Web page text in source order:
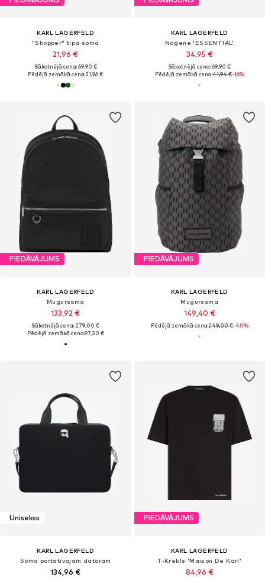
KARL LAGERFELD
"Shopper" tipa soma
21,96 €
Sākotnējā cena: 69,90 €
Pēdējā zemākā cena:21,96 €
KARL LAGERFELD
Naģene 'ESSENTIAL'
34,95 €
Sākotnējā cena: 69,90 €
Pēdējā zemākā cena:41,94 €-16%
PIEDĀVĀJUMS
KARL LAGERFELD
Mugursoma
133,92 €
Sākotnējā cena: 279,00 €
Pēdējā zemākā cena:97,30 €
PIEDĀVĀJUMS
KARL LAGERFELD
Mugursoma
149,40 €
Pēdējā zemākā cena:249,00 €-40%
Unisekss
KARL LAGERFELD
Soma portatīvajam datoram
134,96 €
PIEDĀVĀJUMS
KARL LAGERFELD
T-Krekls 'Maison De Karl'
84,96 €